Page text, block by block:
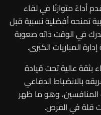
أداءً متوازنًا في لقاء
تمنحه أفضلية نسبية قبل
في الوقت ذاته صعوبة
المباريات الكبرى.
بثقة عالية تحت قيادة
بالانضباط الدفاعي
المنافسين، وهو ما ظهر
قلة في الفرص.